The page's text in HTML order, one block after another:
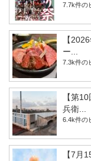
7.7k件の
【
ー...
7.3k件の
【第
兵衛...
6.4k件の
【7月